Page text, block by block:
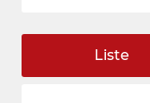
NOUS
Liste